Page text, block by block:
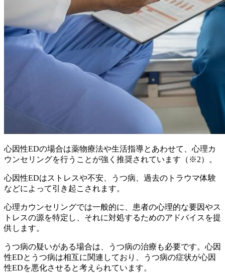
心因性EDの場合は薬物療法や生活指導とあわせて、心理カ
ウンセリングを行うことが強く推奨されています（※2）。
心因性EDはストレスや不安、うつ病、過去のトラウマ体験
などによって引き起こされます。
心理カウンセリングでは一般的に、 患者の心理的な要因やス
トレスの源を特定し、それに対処するためのアドバイスを提
供 します。
うつ病の疑いがある場合は、うつ病の治療も必要です。心因
性EDとうつ病は相互に関連しており、うつ病の症状が心因
性EDを悪化させると考えられています。